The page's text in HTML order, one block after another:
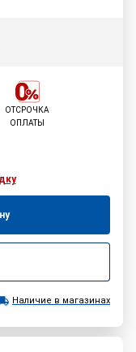
ОТСРОЧКА
ОПЛАТЫ
Наличие в магазинах